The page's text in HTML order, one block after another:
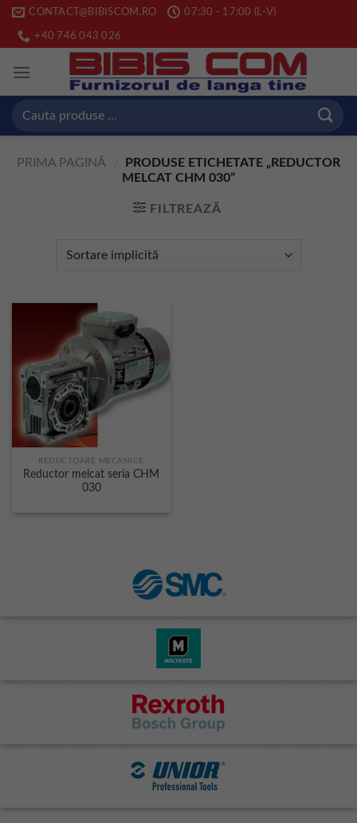
Skip
content
CONTACT@BIBISCOM.RO 07:30 - 17:00 (L-V)
+40 746 043 026
Caută
PRIMA PAGINĂ
PRODUSE ETICHETATE „REDUCTOR
MELCAT CHM 030”
FILTREAZĂ
REDUCTOARE MECANICE
Reductor melcat seria CHM
030